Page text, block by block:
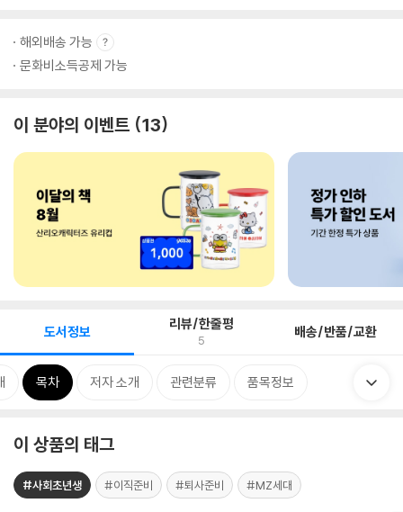
해외배송 가능
문화비소득공제 가능
이 분야의 이벤트 13
도서정보 리뷰/한줄평
5 배송/반품/교환
목차 저자 소개 관련분류 품목정보
이 상품의 태그
#사회초년생 #이직준비 #퇴사준비 #MZ세대